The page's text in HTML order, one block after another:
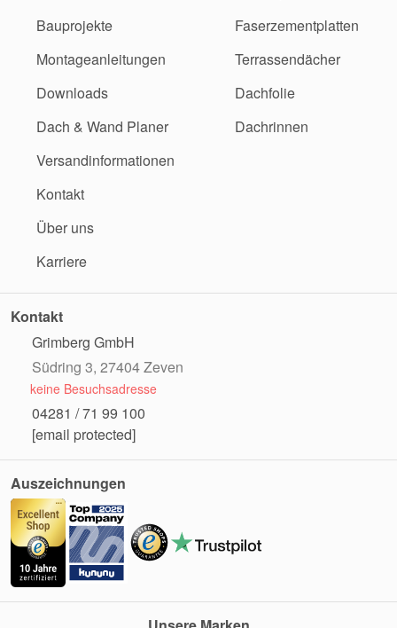
Bauprojekte
Montageanleitungen
Downloads
Dach & Wand Planer
Versandinformationen
Kontakt
Über uns
Karriere
Faserzementplatten
Terrassendächer
Dachfolie
Dachrinnen
Kontakt
Grimberg GmbH
Südring 3, 27404 Zeven
keine Besuchsadresse
04281 / 71 99 100
[email protected]
Auszeichnungen